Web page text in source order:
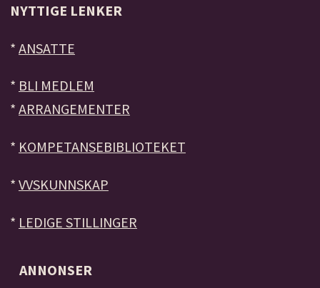
NYTTIGE LENKER
* ANSATTE
* BLI MEDLEM
* ARRANGEMENTER
* KOMPETANSEBIBLIOTEKET
* VVSKUNNSKAP
* LEDIGE STILLINGER
ANNONSER